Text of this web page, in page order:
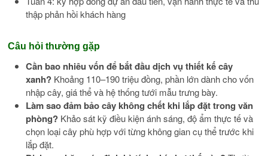
thập phản hồi khách hàng
Câu hỏi thường gặp
Cần bao nhiêu vốn để bắt đầu dịch vụ thiết kế cây
xanh? Khoảng 110–190 triệu đồng, phần lớn dành cho vốn
nhập cây, giá thể và hệ thống tưới mẫu trưng bày.
Làm sao đảm bảo cây không chết khi lắp đặt trong văn
phòng? Khảo sát kỹ điều kiện ánh sáng, độ ẩm thực tế và
chọn loại cây phù hợp với từng không gian cụ thể trước khi
lắp đặt.